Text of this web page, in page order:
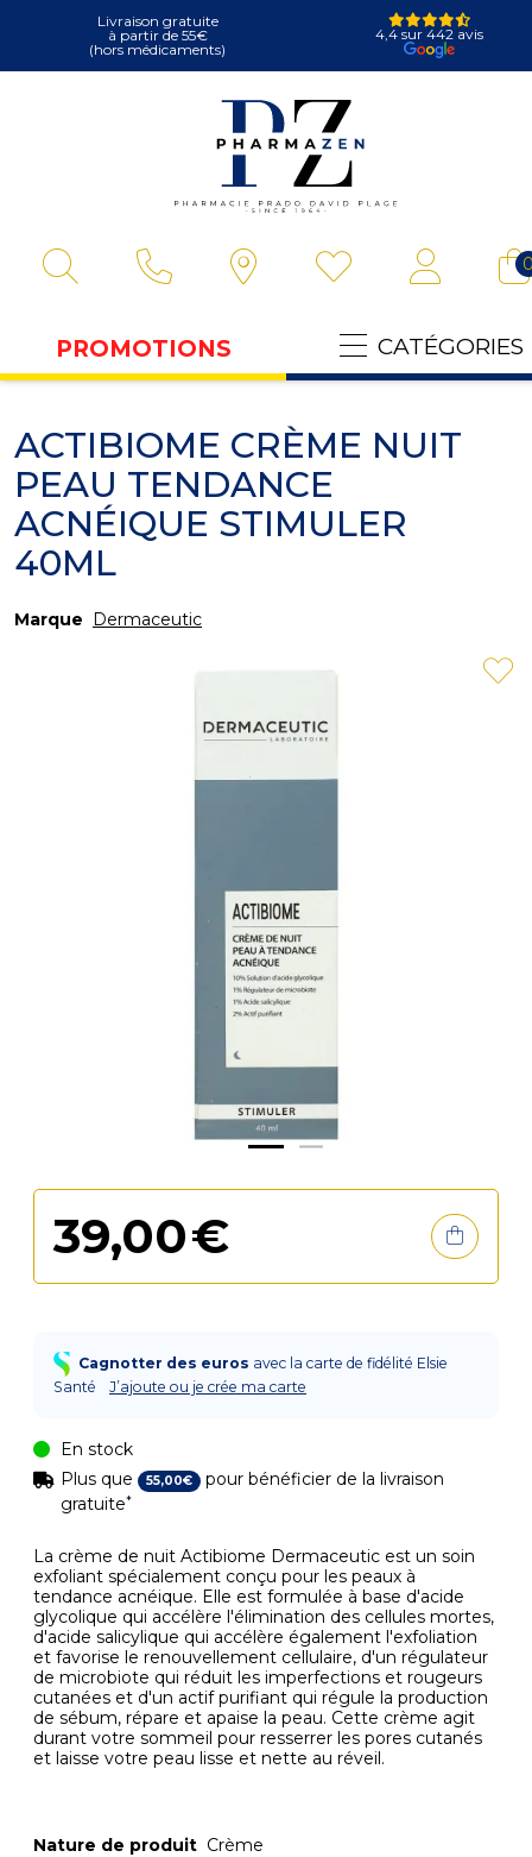
Livraison gratuite
à partir de 55€
(hors médicaments)
4,4 sur 442 avis
PROMOTIONS CATÉGORIES
ACTIBIOME CRÈME NUIT
PEAU TENDANCE
ACNÉIQUE STIMULER
40ML
Marque Dermaceutic
La crème de nuit Actibiome Dermaceutic est un soin
exfoliant spécialement conçu pour les peaux à
tendance acnéique. Elle est formulée à base d'acide
glycolique qui accélère l'élimination des cellules mortes,
d'acide salicylique qui accélère également l'exfoliation
et favorise le renouvellement cellulaire, d'un régulateur
de microbiote qui réduit les imperfections et rougeurs
cutanées et d'un actif purifiant qui régule la production
de sébum, répare et apaise la peau. Cette crème agit
durant votre sommeil pour resserrer les pores cutanés
et laisse votre peau lisse et nette au réveil.
39,00€
Cagnotter des euros avec la carte de fidélité Elsie
Santé
J’ajoute ou je crée ma carte
En stock
Plus que
55,00€ pour bénéficier de la livraison
gratuite*
Nature de produit Crème